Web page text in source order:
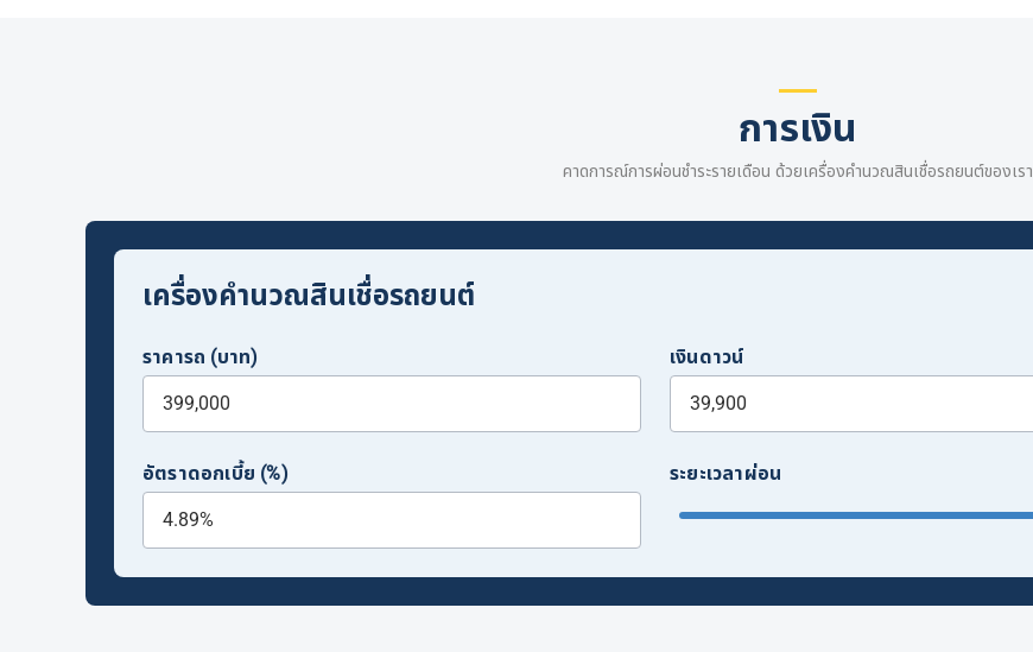
การเงิน
คาดการณ์การผ่อนชำระรายเดือน ด้วยเครื่องคำนวณสินเชื่อรถยนต์ของเรา
เครื่องคำนวณสินเชื่อรถยนต์
ราคารถ (บาท) เงินดาวน์
อัตราดอกเบี้ย (%)
ระยะเวลาผ่อน